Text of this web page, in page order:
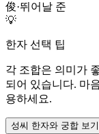
俊·뛰어날 준
💡
한자 선택 팁
각 조합은 의미가
되어 있습니다. 마
용하세요.
성씨 한자와 궁합 보